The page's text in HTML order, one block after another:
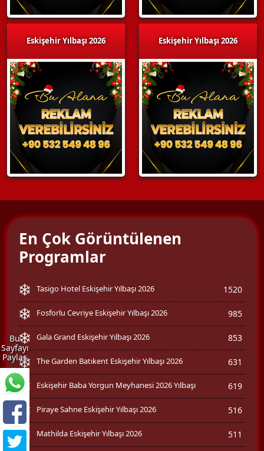
Eskişehir Yılbaşı 2026 Eskişehir Yılbaşı 2026
Bu
Sayfayı
Paylaş
En Çok Görüntülenen
Programlar
Tasigo Hotel Eskişehir Yılbaşı 2026 1520
Fosforlu Cevriye Eskişehir Yılbaşı 2026 985
Gala Grand Eskişehir Yılbaşı 2026 853
The Garden Batıkent Eskişehir Yılbaşı 2026 631
Eskişehir Baba Yorgun Meyhanesi 2026 Yılbaşı 619
Piraye Sahne Eskişehir Yılbaşı 2026 516
Mathilda Eskişehir Yılbaşı 2026 511